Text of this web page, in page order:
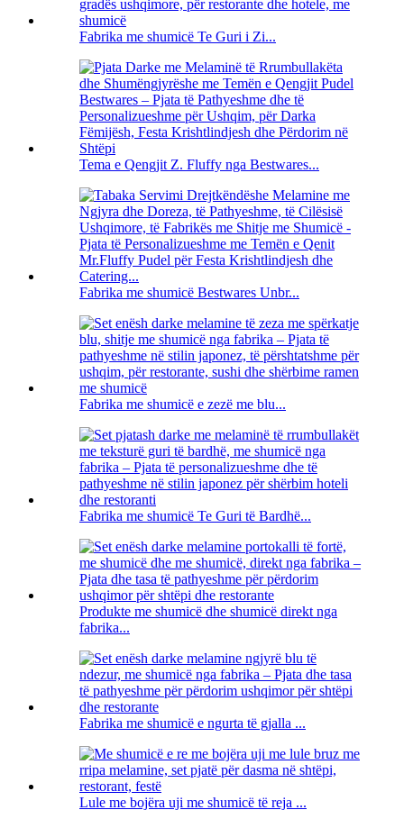
Fabrika me shumicë Te Guri i Zi...
Tema e Qengjit Z. Fluffy nga Bestwares...
Fabrika me shumicë Bestwares Unbr...
Fabrika me shumicë e zezë me blu...
Fabrika me shumicë Te Guri të Bardhë...
Produkte me shumicë dhe shumicë direkt nga
fabrika...
Fabrika me shumicë e ngurta të gjalla ...
Lule me bojëra uji me shumicë të reja ...